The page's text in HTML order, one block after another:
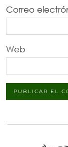
Correo
Web